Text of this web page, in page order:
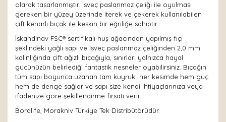
olarak tasarlanmıştır. İsveç paslanmaz çeliği ile oyulması
gereken bir yüzey üzerinde iterek ve çekerek kullanılabilen
çift kenarlı bıçak ile keskin bir eğriliğe sahiptir.
İskandinav FSC® sertifikalı huş ağacından yapılmış fıçı
şeklindeki yağlı sapı ve İsveç paslanmaz çeliğinden 2,0 mm
kalınlığında çift ağızlı bıçağıyla, sınırları yalnızca hayal
gücünüzün belirlediği fantastik nesneler oyabilirsiniz. Bıçağın
tüm sapı boyunca uzanan tam kuyruk her kesimde hem güç
hem de denge sağlar ve sapı size kendi ihtiyaçlarınıza veya
ifadenize göre şekillendirme fırsatı verir.
Boralife, Morakniv Türkiye Tek Distribütörüdür.